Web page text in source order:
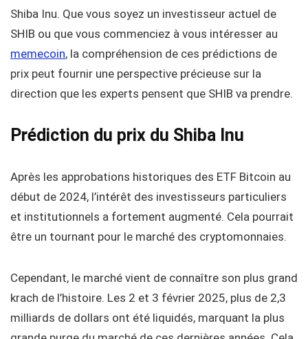
Shiba Inu. Que vous soyez un investisseur actuel de
SHIB ou que vous commenciez à vous intéresser au
memecoin, la compréhension de ces prédictions de
prix peut fournir une perspective précieuse sur la
direction que les experts pensent que SHIB va prendre.
Prédiction du prix du Shiba Inu
Après les approbations historiques des ETF Bitcoin au
début de 2024, l’intérêt des investisseurs particuliers
et institutionnels a fortement augmenté. Cela pourrait
être un tournant pour le marché des cryptomonnaies.
Cependant, le marché vient de connaître son plus grand
krach de l’histoire. Les 2 et 3 février 2025, plus de 2,3
milliards de dollars ont été liquidés, marquant la plus